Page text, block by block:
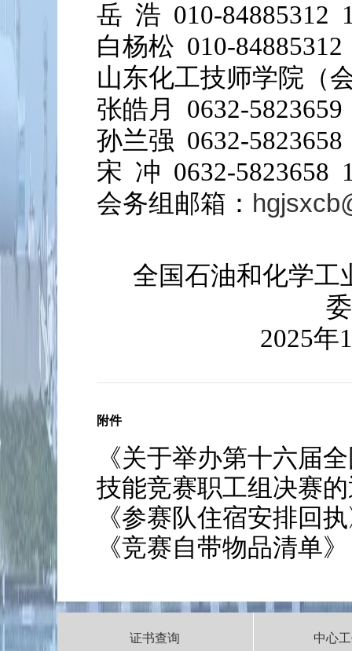
岳 浩 010-84885312
白杨松 010-84885312
山东化工技师学院（
张皓月 0632-5823659
孙兰强 0632-5823658
宋 冲 0632-5823658
会务组邮箱：
全国石油和化学工
2025年
附件
《关于举办第十六届
技能竞赛职工组决赛
《参赛队住宿安排回
《竞赛自带物品清单》
证书查询 中心